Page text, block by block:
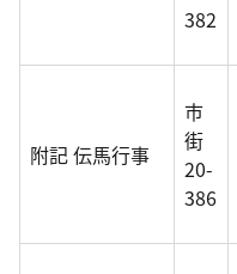
382
附記 伝馬行事
市
街
20-
386